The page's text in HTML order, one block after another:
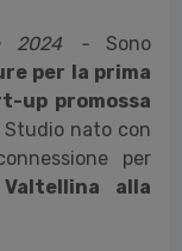
2024 -Sono
per la prima
up promossa
nato con
per
alla